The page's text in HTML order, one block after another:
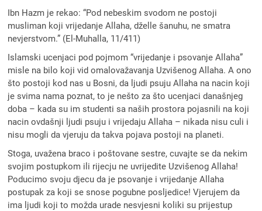
Ibn Hazm je rekao: “Pod nebeskim svodom ne postoji
musliman koji vrijedanje Allaha, dželle šanuhu, ne smatra
nevjerstvom.” (El-Muhalla, 11/411)
Islamski ucenjaci pod pojmom “vrijedanje i psovanje Allaha”
misle na bilo koji vid omalovažavanja Uzvišenog Allaha. A ono
što postoji kod nas u Bosni, da ljudi psuju Allaha na nacin koji
je svima nama poznat, to je nešto za što ucenjaci današnjeg
doba – kada su im studenti sa naših prostora pojasnili na koji
nacin ovdašnji ljudi psuju i vrijedaju Allaha – nikada nisu culi i
nisu mogli da vjeruju da takva pojava postoji na planeti.
Stoga, uvažena braco i poštovane sestre, cuvajte se da nekim
svojim postupkom ili rijecju ne uvrijedite Uzvišenog Allaha!
Poducimo svoju djecu da je psovanje i vrijedanje Allaha
postupak za koji se snose pogubne posljedice! Vjerujem da
ima ljudi koji to možda urade nesvjesni koliki su prijestup